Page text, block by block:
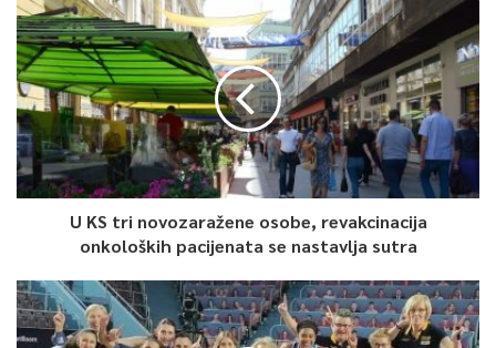
U KS tri novozaražene osobe, revakcinacija
onkoloških pacijenata se nastavlja sutra